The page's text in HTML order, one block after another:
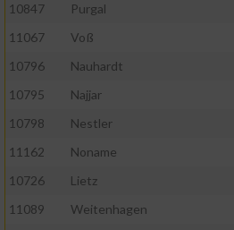
10847
Purgal
11067
Voß
10796
Nauhardt
10795
Najjar
10798
Nestler
11162
Noname
10726
Lietz
11089
Weitenhagen